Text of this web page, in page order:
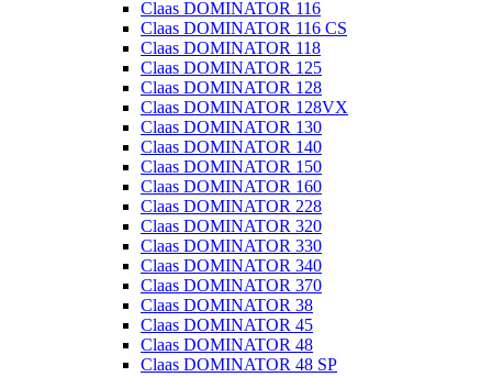
Claas DOMINATOR 116
Claas DOMINATOR 116 CS
Claas DOMINATOR 118
Claas DOMINATOR 125
Claas DOMINATOR 128
Claas DOMINATOR 128VX
Claas DOMINATOR 130
Claas DOMINATOR 140
Claas DOMINATOR 150
Claas DOMINATOR 160
Claas DOMINATOR 228
Claas DOMINATOR 320
Claas DOMINATOR 330
Claas DOMINATOR 340
Claas DOMINATOR 370
Claas DOMINATOR 38
Claas DOMINATOR 45
Claas DOMINATOR 48
Claas DOMINATOR 48 SP